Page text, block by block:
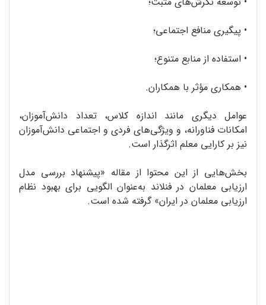
• پیگیری منافع اجتماعی؛
• استفاده از منابع متنوع؛
• همکاری مؤثر با همکاران.
عوامل دیگری مانند اندازه کلاس، تعداد دانش‌آموزان،
امکانات فناورانه، و ویژگی‌های فردی و اجتماعی دانش‌آموزان
نیز بر کارایی معلم اثرگذار است.
بخش‌هایی از این محتوا از مقاله «پیشنهاد بررسی مدل
ارزیابی معلمان در فنلاند به‌عنوان الگویی برای بهبود نظام
ارزیابی معلمان در ایران» گرفته شده است.